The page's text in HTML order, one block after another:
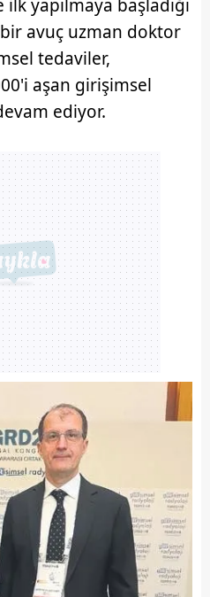
yapılmaya başladığı
avuç uzman doktor
tedaviler,
aşan girişimsel
ediyor.